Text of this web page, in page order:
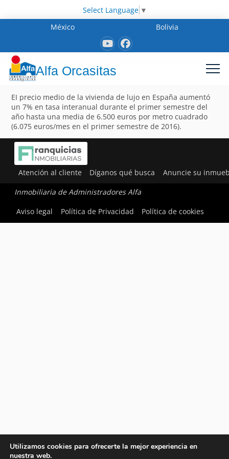
Select Language ▼
México
Bolivia
Alfa Orcasitas
EI precio medio de la vivienda de lujo en España aumentó
un 7% en tasa interanual durante el primer semestre del
año hasta una media de 6.500 euros por metro cuadrado
(6.075 euros/mes en el primer semestre de 2016).
Atención al cliente Díganos qué busca Anuncie su
Inmobiliaria de Administradores Alfa
Aviso legal
Política de Privacidad Política de cookies
Utilizamos cookies para ofrecerte la mejor experiencia en
nuestra web.